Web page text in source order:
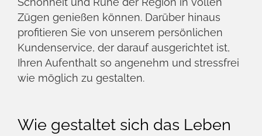
moderner Küchengeräte und gemütlicher
Einrichtung. Wir legen großen Wert darauf,
dass Sie sich während Ihres Aufenthalts in
Ostfriesland wie zu Hause fühlen.
Langzeitmiete in Ostfriesland?